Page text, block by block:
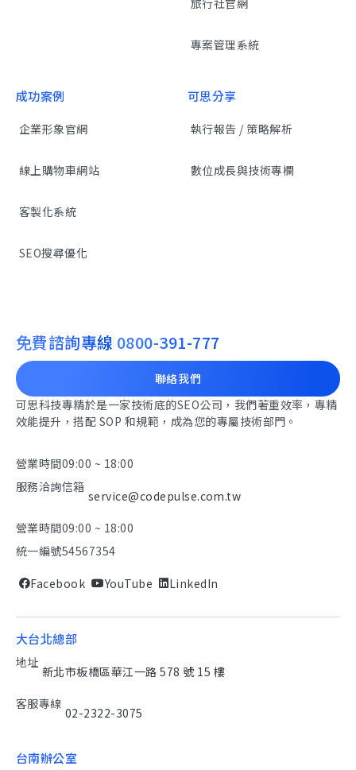
專案管理系統
成功案例
企業形象官網
線上購物車網站
客製化系統
SEO搜尋優化
可思分享
執行報告 / 策略解析
數位成長與技術專欄
免費諮詢專線 0800-391-777
聯絡我們
可思科技專精於是一家技術底的SEO公司，我們著重效率，專精
效能提升，搭配 SOP 和規範，成為您的專屬技術部門。
營業時間09:00 ~ 18:00
服務洽詢信箱
service@codepulse.com.tw
營業時間09:00 ~ 18:00
統一編號54567354
Facebook YouTube LinkedIn
大台北總部
地址
新北市板橋區華江一路 578 號 15 樓
客服專線
02-2322-3075
台南辦公室